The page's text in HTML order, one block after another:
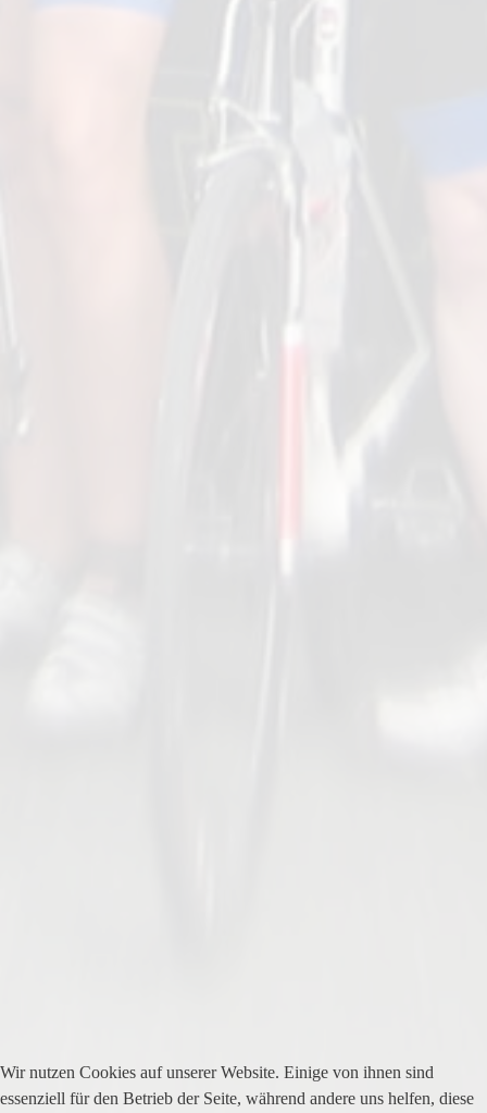
Wir nutzen Cookies auf unserer Website. Einige von ihnen sind
essenziell für den Betrieb der Seite, während andere uns helfen, diese